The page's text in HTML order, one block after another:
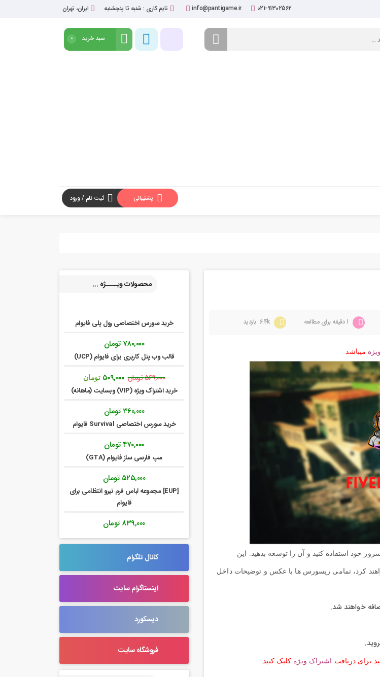
021-91302562
info@pantigame.ir تایم کاری : شنبه تا پنجشنبه ایران، تهران
سبد خرید 0
پشتیبانی ثبت نام / ورود
6.4k بازدید
میباشد
خود استفاده کنید و آن را توسعه بدهید. این
کرد، تمامی ریسورس ها با عکس و توضیحات داخل
خواهند شد.
برای دریافت اشتراک ویژه کلیک کنید.
محصولات ویــــژه ...
خرید سورس اختصاصی رول پلی فایوام
۷۸۰,۰۰۰ تومان
قالب وب پنل کاربری برای فایوام (UCP)
۵۶۹,۰۰۰تومان قیمت
۵۶۹,۰۰۰ تومان
۵۰۹,۰۰۰ تومان
۵۰۹,۰۰۰ تومان.
خرید اشتراک ویژه (VIP) وبسایت (ماهانه)
۳۶۰,۰۰۰تومان
خرید سورس اختصاصی Survival فایوام
۴۷۰,۰۰۰تومان
مپ فارسی ساز فایوام (GTA)
۵۲۵,۰۰۰ تومان
[EUP] مجموعه لباس فرم نیرو انتظامی برای
فایوام
۸۳۹,۰۰۰ تومان
کانال تلگرام
اینستاگرام سایت
دیسکورد
فروشگاه سایت